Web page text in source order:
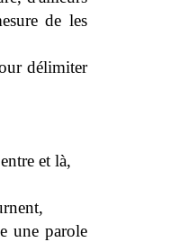
de les
délimiter
et là,
une parole